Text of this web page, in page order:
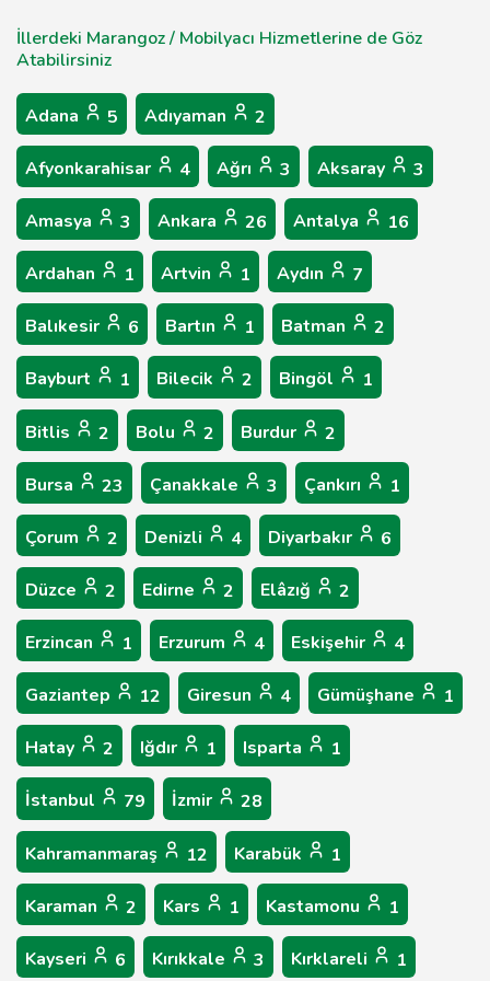
İllerdeki Marangoz / Mobilyacı Hizmetlerine de Göz
Atabilirsiniz
Adana 5 Adıyaman 2
Afyonkarahisar 4 Ağrı 3 Aksaray 3
Amasya 3 Ankara 26 Antalya 16
Ardahan 1 Artvin 1 Aydın 7
Balıkesir 6 Bartın 1 Batman 2
Bayburt 1 Bilecik 2 Bingöl 1
Bitlis 2 Bolu 2 Burdur 2
Bursa 23 Çanakkale 3 Çankırı 1
Çorum 2 Denizli 4 Diyarbakır 6
Düzce 2 Edirne 2 Elâzığ 2
Erzincan 1 Erzurum 4 Eskişehir 4
Gaziantep 12 Giresun 4 Gümüşhane 1
Hatay 2 Iğdır 1 Isparta 1
İstanbul 79 İzmir 28
Kahramanmaraş 12 Karabük 1
Karaman 2 Kars 1 Kastamonu 1
Kayseri 6 Kırıkkale 3 Kırklareli 1